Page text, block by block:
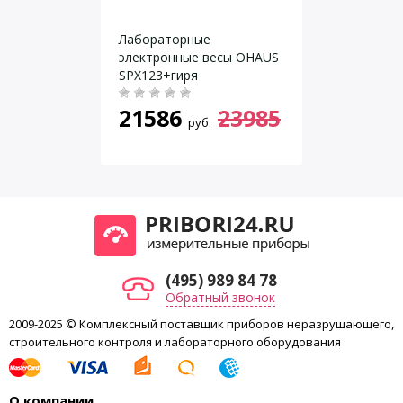
Принцип измерения
электромагнитная
подсветкой
Лабораторные
электронные весы OHAUS
SPX123+гиря
21586 руб. 23985
(495) 989 84 78
Обратный звонок
2009-2025 © Комплексный поставщик приборов неразрушающего,
строительного контроля и лабораторного оборудования